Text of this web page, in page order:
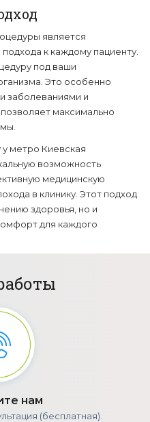
является
к каждому пациенту.
под ваши
Это особенно
заболеваниями и
максимально
метро Киевская
возможность
медицинскую
в клинику. Этот подход
здоровья, но и
для каждого
нам
(бесплатная).